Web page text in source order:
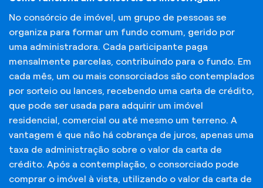
No consórcio de imóvel, um grupo de pessoas se
organiza para formar um fundo comum, gerido por
uma administradora. Cada participante paga
mensalmente parcelas, contribuindo para o fundo. Em
cada mês, um ou mais consorciados são contemplados
por sorteio ou lances, recebendo uma carta de crédito,
que pode ser usada para adquirir um imóvel
residencial, comercial ou até mesmo um terreno. A
vantagem é que não há cobrança de juros, apenas uma
taxa de administração sobre o valor da carta de
crédito. Após a contemplação, o consorciado pode
comprar o imóvel à vista, utilizando o valor da carta de